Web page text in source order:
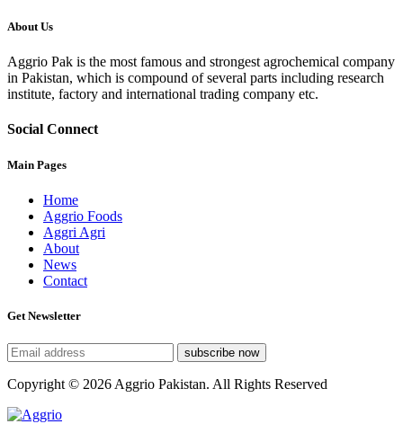
About Us
Aggrio Pak is the most famous and strongest agrochemical company
in Pakistan, which is compound of several parts including research
institute, factory and international trading company etc.
Social Connect
Main Pages
Home
Aggrio Foods
Aggri Agri
About
News
Contact
Get Newsletter
subscribe now
Copyright © 2026 Aggrio Pakistan. All Rights Reserved